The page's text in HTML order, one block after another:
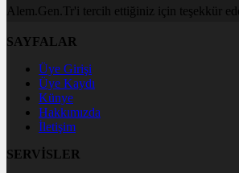
Alem.Gen.Tr'i tercih ettiğiniz için teşekkür
SAYFALAR
Üye Girişi
Üye Kaydı
Künye
Hakkımızda
İletişim
SERVİSLER